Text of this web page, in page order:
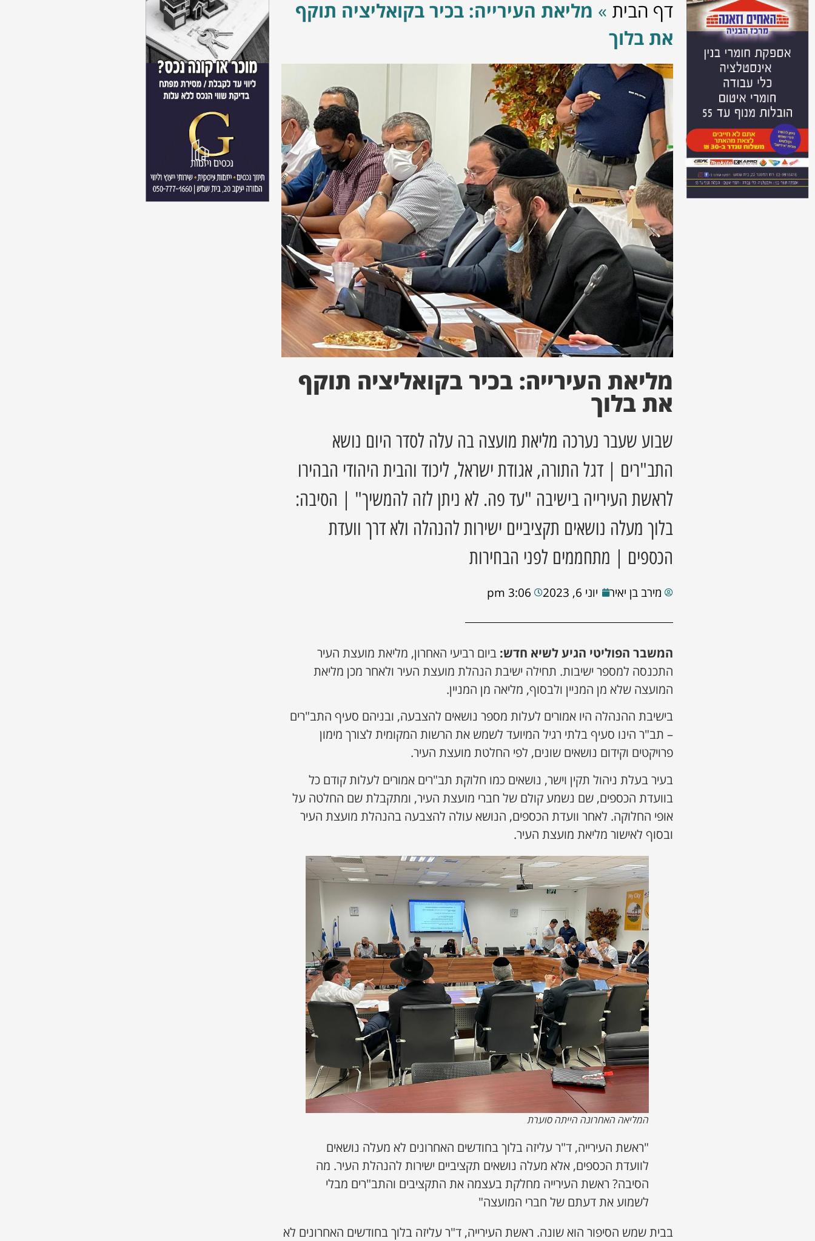
דף הבית » מליאת העירייה: בכיר בקואליציה תוקף
את בלוך
מליאת העירייה: בכיר בקואליציה תוקף
את בלוך
שבוע שעבר נערכה מליאת מועצה בה עלה לסדר היום נושא
התב"רים | דגל התורה, אגודת ישראל, ליכוד והבית היהודי הבהירו
לראשת העירייה בישיבה "עד פה. לא ניתן לזה להמשיך" | הסיבה:
בלוך מעלה נושאים תקציביים ישירות להנהלה ולא דרך וועדת
הכספים | מתחממים לפני הבחירות
מירב בן יאיר יוני 6, 2023 3:06 pm
המשבר הפוליטי הגיע לשיא חדש: ביום רביעי האחרון, מליאת מועצת העיר
התכנסה למספר ישיבות. תחילה ישיבת הנהלת מועצת העיר ולאחר מכן מליאת
המועצה שלא מן המניין ולבסוף, מליאה מן המניין.
בישיבת ההנהלה היו אמורים לעלות מספר נושאים להצבעה, ובניהם סעיף התב"רים
– תב"ר הינו סעיף בלתי רגיל המיועד לשמש את הרשות המקומית לצורך מימון
פרויקטים וקידום נושאים שונים, לפי החלטת מועצת העיר.
בעיר בעלת ניהול תקין וישר, נושאים כמו חלוקת תב"רים אמורים לעלות קודם כל
בוועדת הכספים, שם נשמע קולם של חברי מועצת העיר, ומתקבלת שם החלטה על
אופי החלוקה. לאחר וועדת הכספים, הנושא עולה להצבעה בהנהלת מועצת העיר
ובסוף לאישור מליאת מועצת העיר.
המליאה האחרונה הייתה סוערת
"ראשת העירייה, ד"ר עליזה בלוך בחודשים האחרונים לא מעלה נושאים
לוועדת הכספים, אלא מעלה נושאים תקציביים ישירות להנהלת העיר. מה
הסיבה? ראשת העירייה מחלקת בעצמה את התקציבים והתב"רים מבלי
לשמוע את דעתם של חברי המועצה"
בבית שמש הסיפור הוא שונה. ראשת העירייה, ד"ר עליזה בלוך בחודשים האחרונים לא